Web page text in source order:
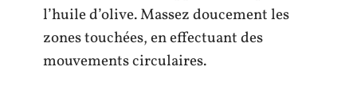
l’huile d’olive. Massez doucement les
zones touchées, en effectuant des
mouvements circulaires.